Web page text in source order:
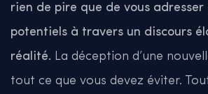
rien de pire que de vous
potentiels à travers un discours
réalité. La déception d’une
tout ce que vous devez éviter.